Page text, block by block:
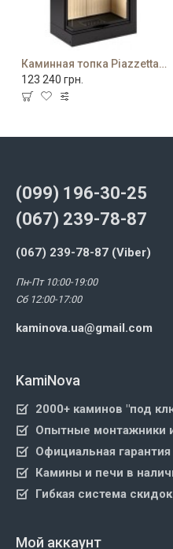
Каминная топка Piazzetta MA 280 D SL
123 240 грн.
(099) 196-30-25
(067) 239-78-87
(067) 239-78-87 (Viber)
Пн-Пт 10:00-19:00
Сб 12:00-17:00
kaminova.ua@gmail.com
KamiNova
2000+ каминов "под
Опытные монтажники
Официальная
Камины и печи в
Гибкая система скидок
Мой аккаунт